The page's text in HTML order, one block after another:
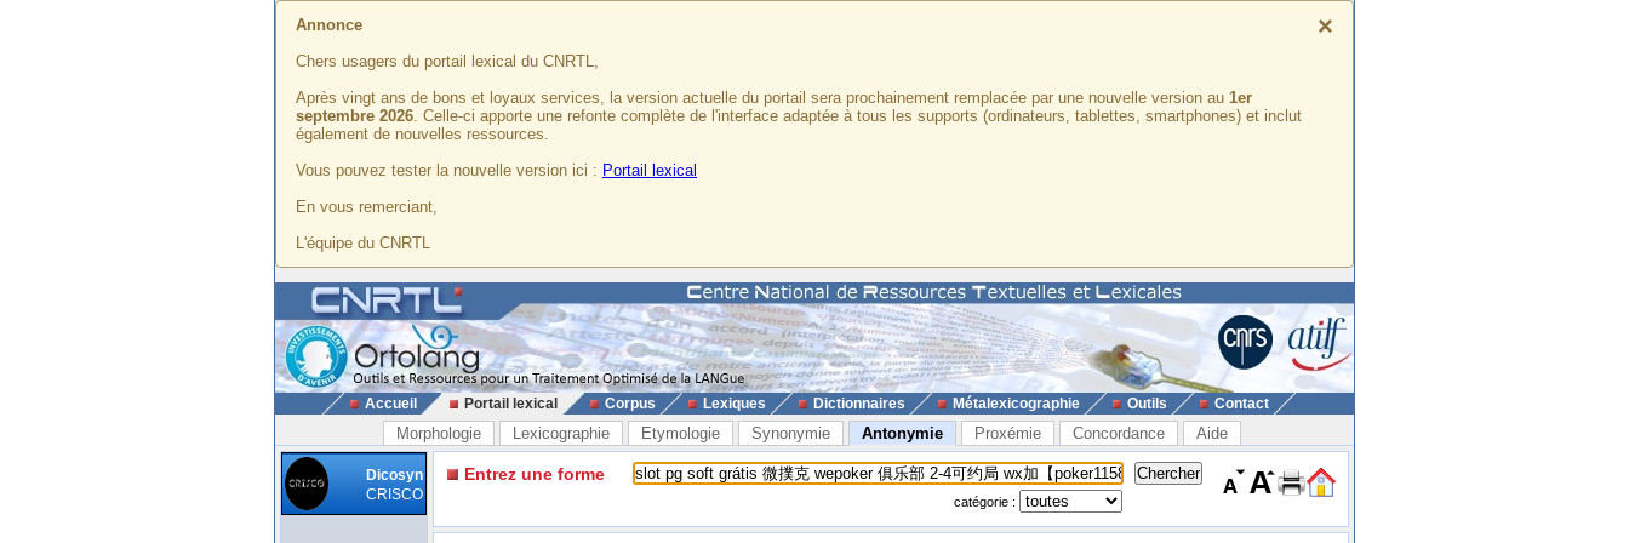
×
Annonce
Chers usagers du portail lexical du CNRTL,
Après vingt ans de bons et loyaux services, la version actuelle du portail sera prochainement remplacée par une nouvelle version au 1er
septembre 2026. Celle-ci apporte une refonte complète de l'interface adaptée à tous les supports (ordinateurs, tablettes, smartphones) et inclut
également de nouvelles ressources.
Vous pouvez tester la nouvelle version ici : Portail lexical
En vous remerciant,
L'équipe du CNRTL
Accueil Portail lexical Corpus Lexiques Dictionnaires Métalexicographie Outils Contact
Morphologie Lexicographie Etymologie Synonymie Antonymie Proxémie Concordance Aide
Dicosyn
CRISCO
Entrez une forme
catégorie :